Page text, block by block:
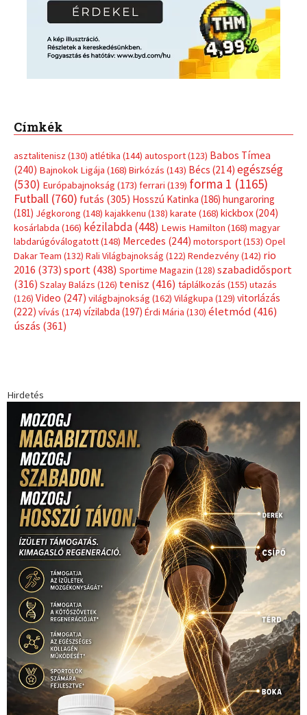
Címkék
asztalitenisz (130) atlétika (144) autosport(123) Babos Tímea
(240) Bajnokok Ligája (168) Birkózás (143) Bécs (214) egészség
(530) Európabajnokság (173) ferrari (139) forma 1 (1165)
Futball (760) futás (305) Hosszú Katinka (186) hungaroring
(181) Jégkorong (148) kajakkenu (138) karate (168) kickbox(204)
kosárlabda (166) kézilabda(448) Lewis Hamilton (168) magyar
labdarúgóválogatott(148) Mercedes (244) motorsport(153) Opel
Dakar Team (132) Rali Világbajnokság (122) Rendezvény(142) rio
2016 (373) sport(438) Sportime Magazin (128) szabadidősport
(316) Szalay Balázs (126) tenisz (416) táplálkozás (155) utazás
(126) Video (247) világbajnokság (162) Világkupa (129) vitorlázás
(222) vívás (174) vízilabda (197) Érdi Mária (130) életmód(416)
úszás (361)
Hirdetés